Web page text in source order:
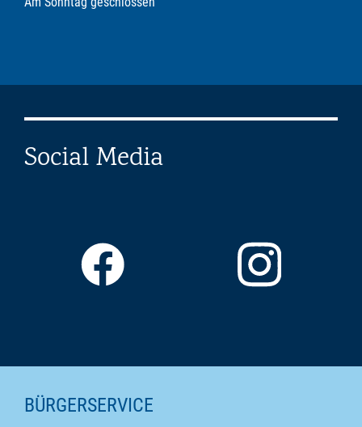
Social Media
SEITENINHALTE
BÜRGERSERVICE